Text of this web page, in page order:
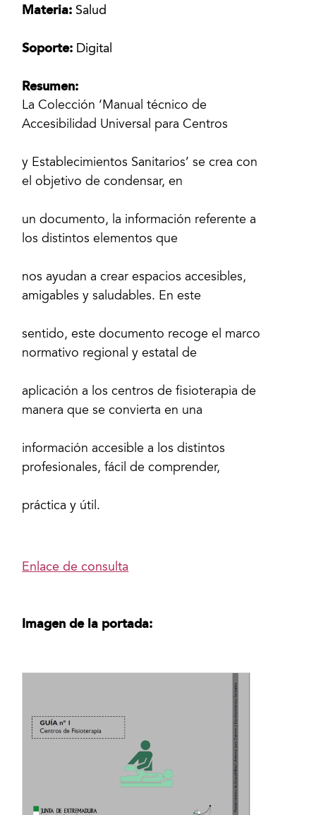
Materia: Salud
Soporte: Digital
Resumen:
La Colección ‘Manual técnico de
Accesibilidad Universal para Centros
y Establecimientos Sanitarios’ se crea con
el objetivo de condensar, en
un documento, la información referente a
los distintos elementos que
nos ayudan a crear espacios accesibles,
amigables y saludables. En este
sentido, este documento recoge el marco
normativo regional y estatal de
aplicación a los centros de fisioterapia de
manera que se convierta en una
información accesible a los distintos
profesionales, fácil de comprender,
práctica y útil.
Enlace de consulta
Imagen de la portada: